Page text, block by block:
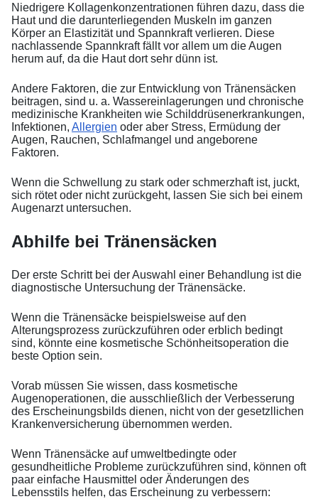
Niedrigere Kollagenkonzentrationen führen dazu, dass die
Haut und die darunterliegenden Muskeln im ganzen
Körper an Elastizität und Spannkraft verlieren. Diese
nachlassende Spannkraft fällt vor allem um die Augen
herum auf, da die Haut dort sehr dünn ist.
Andere Faktoren, die zur Entwicklung von Tränensäcken
beitragen, sind u. a. Wassereinlagerungen und chronische
medizinische Krankheiten wie Schilddrüsenerkrankungen,
Infektionen, Allergien oder aber Stress, Ermüdung der
Augen, Rauchen, Schlafmangel und angeborene
Faktoren.
Wenn die Schwellung zu stark oder schmerzhaft ist, juckt,
sich rötet oder nicht zurückgeht, lassen Sie sich bei einem
Augenarzt untersuchen.
Abhilfe bei Tränensäcken
Der erste Schritt bei der Auswahl einer Behandlung ist die
diagnostische Untersuchung der Tränensäcke.
Wenn die Tränensäcke beispielsweise auf den
Alterungsprozess zurückzuführen oder erblich bedingt
sind, könnte eine kosmetische Schönheitsoperation die
beste Option sein.
Vorab müssen Sie wissen, dass kosmetische
Augenoperationen, die ausschließlich der Verbesserung
des Erscheinungsbilds dienen, nicht von der gesetzllichen
Krankenversicherung übernommen werden.
Wenn Tränensäcke auf umweltbedingte oder
gesundheitliche Probleme zurückzuführen sind, können oft
paar einfache Hausmittel oder Änderungen des
Lebensstils helfen, das Erscheinung zu verbessern: